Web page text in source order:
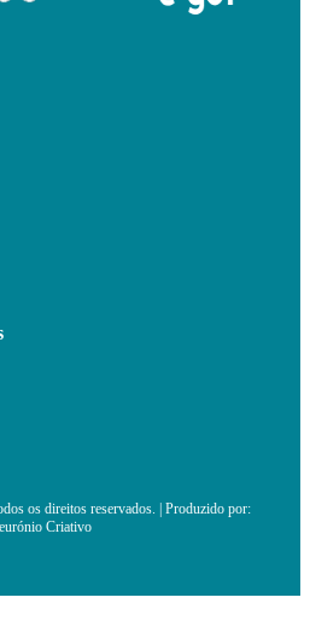
os direitos reservados. | Produzido por:
Criativo